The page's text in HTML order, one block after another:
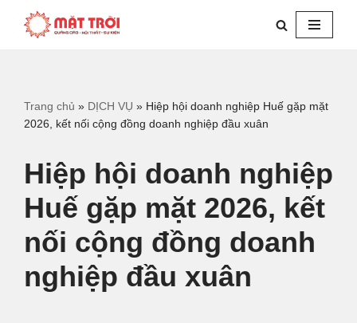
Chuyển
dungTrang chủ » DỊCH VỤ » Hiệp hội doanh nghiệp Huế gặp mặt
2026, kết nối cộng đồng doanh nghiệp đầu xuân
Hiệp hội doanh nghiệp
Huế gặp mặt 2026, kết
nối cộng đồng doanh
nghiệp đầu xuân